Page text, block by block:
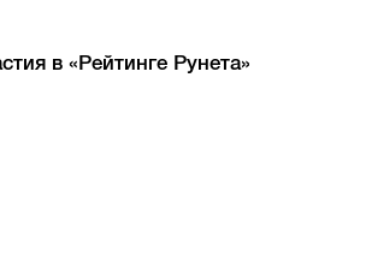
в «Рейтинге Рунета»